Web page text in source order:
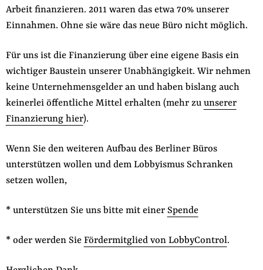
Arbeit finanzieren. 2011 waren das etwa 70% unserer
Einnahmen. Ohne sie wäre das neue Büro nicht möglich.
Für uns ist die Finanzierung über eine eigene Basis ein
wichtiger Baustein unserer Unabhängigkeit. Wir nehmen
keine Unternehmensgelder an und haben bislang auch
keinerlei öffentliche Mittel erhalten (mehr zu unserer
Finanzierung hier).
Wenn Sie den weiteren Aufbau des Berliner Büros
unterstützen wollen und dem Lobbyismus Schranken
setzen wollen,
* unterstützen Sie uns bitte mit einer Spende
* oder werden Sie Fördermitglied von LobbyControl.